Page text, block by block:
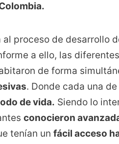
al proceso de desarrollo
a ello, las
de forma
. Donde cada una
de vida. Siendo lo
conocieron
tenían un fácil acceso